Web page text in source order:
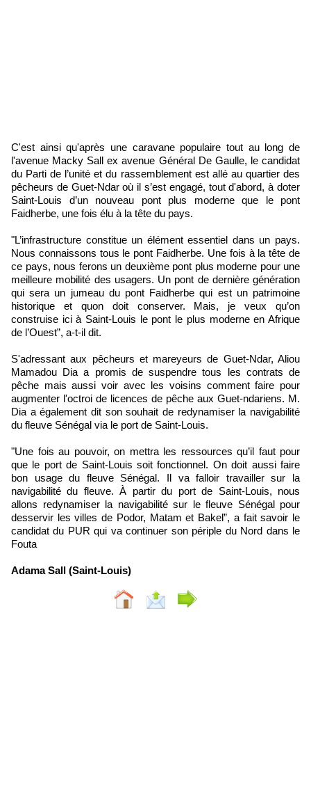
C'est ainsi qu'après une caravane populaire tout au long de
l'avenue Macky Sall ex avenue Général De Gaulle, le candidat
du Parti de l’unité et du rassemblement est allé au quartier des
pêcheurs de Guet-Ndar où il s’est engagé, tout d'abord, à doter
Saint-Louis d’un nouveau pont plus moderne que le pont
Faidherbe, une fois élu à la tête du pays.
"L’infrastructure constitue un élément essentiel dans un pays.
Nous connaissons tous le pont Faidherbe. Une fois à la tête de
ce pays, nous ferons un deuxième pont plus moderne pour une
meilleure mobilité des usagers. Un pont de dernière génération
qui sera un jumeau du pont Faidherbe qui est un patrimoine
historique et quon doit conserver. Mais, je veux qu’on
construise ici à Saint-Louis le pont le plus moderne en Afrique
de l’Ouest”, a-t-il dit.
S'adressant aux pêcheurs et mareyeurs de Guet-Ndar, Aliou
Mamadou Dia a promis de suspendre tous les contrats de
pêche mais aussi voir avec les voisins comment faire pour
augmenter l'octroi de licences de pêche aux Guet-ndariens. M.
Dia a également dit son souhait de redynamiser la navigabilité
du fleuve Sénégal via le port de Saint-Louis.
"Une fois au pouvoir, on mettra les ressources qu’il faut pour
que le port de Saint-Louis soit fonctionnel. On doit aussi faire
bon usage du fleuve Sénégal. Il va falloir travailler sur la
navigabilité du fleuve. À partir du port de Saint-Louis, nous
allons redynamiser la navigabilité sur le fleuve Sénégal pour
desservir les villes de Podor, Matam et Bakel”, a fait savoir le
candidat du PUR qui va continuer son périple du Nord dans le
Fouta
Adama Sall (Saint-Louis)